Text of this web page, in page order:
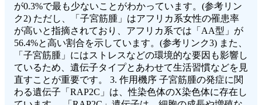
が0.3%で最も少ないことがわかっています。(参考リン
ク2) ただし、「子宮筋腫」はアフリカ系女性の罹患率
が高いと指摘されており、アフリカ系では「AA型」が
56.4%と高い割合を示しています。(参考リンク3) また、
「子宮筋腫」にはストレスなどの環境的な要因も影響し
ているため、遺伝子タイプとあわせて生活習慣などを見
直すことが重要です。 3. 作用機序 子宮筋腫の発症に関
わる遺伝子「RAP2C」は、性染色体のX染色体に存在し